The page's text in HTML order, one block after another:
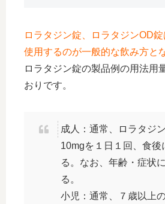
ロラタジン錠、ロラタジンOD
使用するのが一般的な飲み方と
ロラタジン錠の製品例の用法用
おりです。
成人：通常、ロラタジ
10mgを１日１回、食後
る。なお、年齢・症状
る。
小児：通常、７歳以上